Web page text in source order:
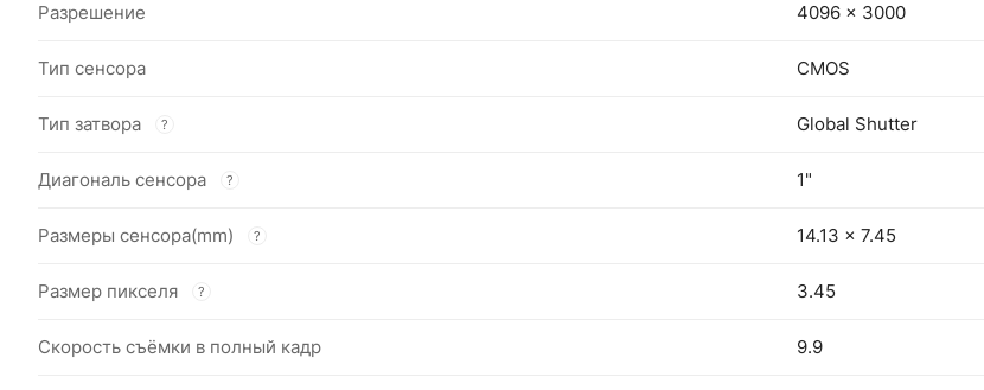
Разрешение 4096 x 3000
Тип сенсора CMOS
Тип затвора ? Global Shutter
Диагональ сенсора ? 1"
Размеры сенсора(mm) ? 14.13 x 7.45
Размер пикселя ? 3.45
Скорость съёмки в полный кадр 9.9